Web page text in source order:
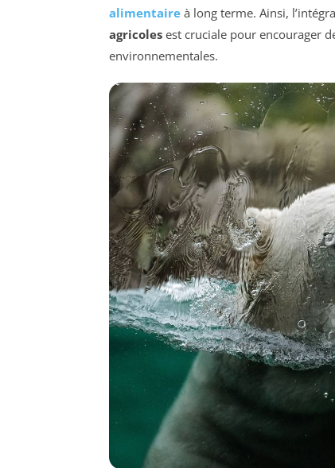
alimentaire à long terme. Ainsi,
agricoles est cruciale pour encourager
environnementales.